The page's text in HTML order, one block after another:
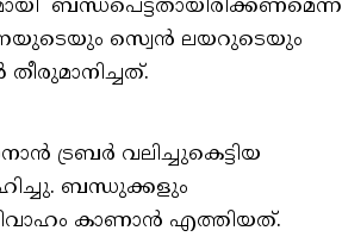
ബന്ധപെട്ടതായിരിക്കണമെന്ന
സ്വെന്‍ ലയറുടെയും
ട്രബര്‍ വലിച്ചുകെട്ടിയ
ബന്ധുക്കളും
കാണാൻ എത്തിയത്.